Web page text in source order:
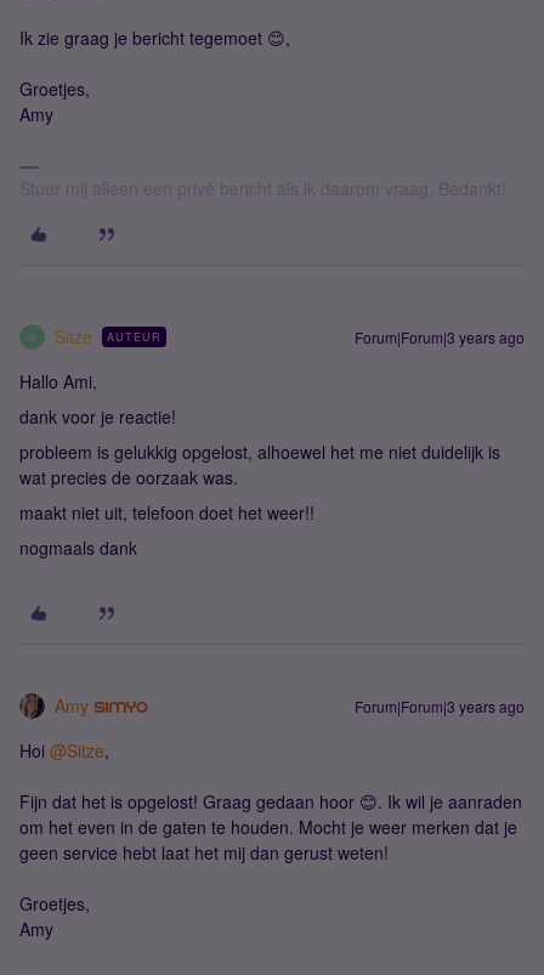
Ik zie graag je bericht tegemoet 😊,
Groetjes,
Amy
Stuur mij alleen een privé bericht als ik daarom vraag. Bedankt!
S Sitze AUTEUR Forum|Forum|3 years ago
Hallo Ami,
dank voor je reactie!
probleem is gelukkig opgelost, alhoewel het me niet duidelijk is
wat precies de oorzaak was.
maakt niet uit, telefoon doet het weer!!
nogmaals dank
Amy Forum|Forum|3 years ago
Hoi @Sitze,
Fijn dat het is opgelost! Graag gedaan hoor 😊. Ik wil je aanraden
om het even in de gaten te houden. Mocht je weer merken dat je
geen service hebt laat het mij dan gerust weten!
Groetjes,
Amy